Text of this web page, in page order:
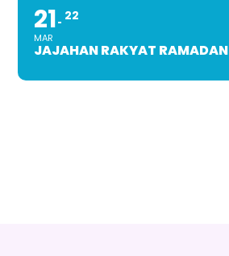
21
MAR
22
JAJAHAN RAKYAT RAMADAN